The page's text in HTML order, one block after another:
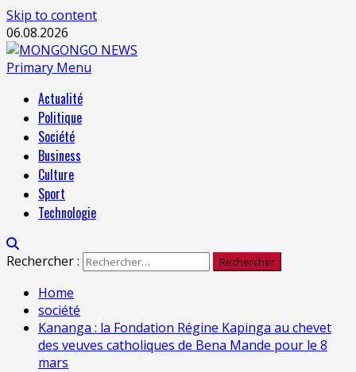
Skip to content
06.08.2026
Primary Menu
Actualité
Politique
Société
Business
Culture
Sport
Technologie
Rechercher :
Home
société
Kananga : la Fondation Régine Kapinga au chevet
des veuves catholiques de Bena Mande pour le 8
mars